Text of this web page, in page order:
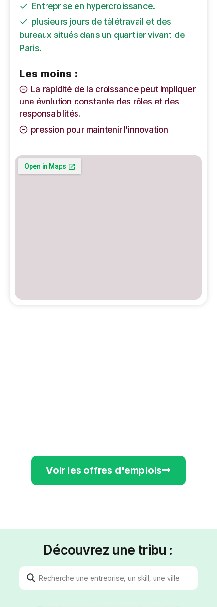
Entreprise en hypercroissance.
plusieurs jours de télétravail et des
bureaux situés dans un quartier vivant de
Paris.
Les moins :
La rapidité de la croissance peut impliquer
une évolution constante des rôles et des
responsabilités.
pression pour maintenir l'innovation
Voir les offres d'emplois
Découvrez une tribu :